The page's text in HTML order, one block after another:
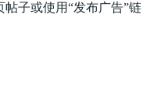
子或使用“发布广告”链